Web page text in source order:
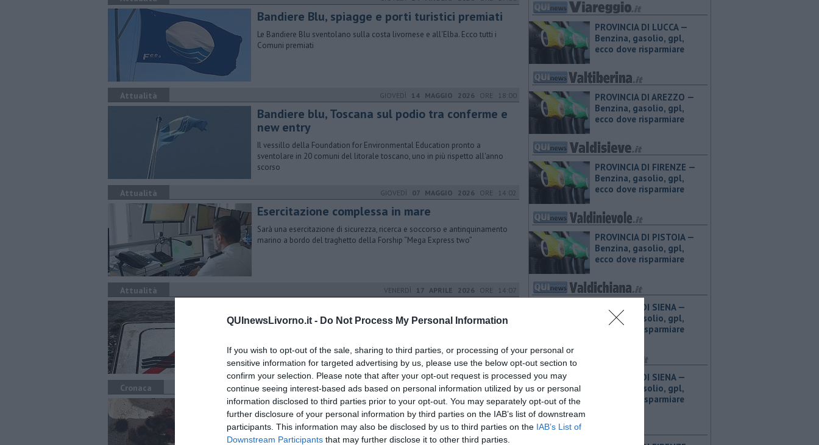
QUInewsLivorno.it - Do Not Process My Personal Information
If you wish to opt-out of the sale, sharing to third parties, or processing of your personal or
sensitive information for targeted advertising by us, please use the below opt-out section to
confirm your selection. Please note that after your opt-out request is processed you may
continue seeing interest-based ads based on personal information utilized by us or personal
information disclosed to third parties prior to your opt-out. You may separately opt-out of the
further disclosure of your personal information by third parties on the IAB’s list of downstream
participants. This information may also be disclosed by us to third parties on the IAB’s List of
Downstream Participants that may further disclose it to other third parties.
Bandiere Blu, spiagge e porti turistici premiati
Le Bandiere Blu sventolano sulla costa livornese e all'Elba. Ecco tutti i
Comuni premiati
Attualità GIOVEDÌ 14 MAGGIO 2026 ORE 18:00
Bandiere blu, Toscana sul podio tra conferme e
new entry
Il vessillo della Foundation for Environmental Education pronto a
sventolare in 20 comuni del litorale toscano, uno in più rispetto all'anno
scorso
Attualità GIOVEDÌ 07 MAGGIO 2026 ORE 14:02
Esercitazione complessa in mare
Sarà una esercitazione di sicurezza, ricerca e soccorso e antinquinamento
marino a bordo del traghetto della Forship “Mega Express two”
Attualità VENERDÌ 17 APRILE 2026 ORE 14:07
Le ordinanze di divieto di balneazione riguardano le acque portuali e la
Cronaca LUNEDÌ23 MARZO 2026ORE 19:00
Pescati troppi ricci di mare, scatta la sanzione
Due pescatori sono stati sanzionati dall'Ufficio Locale della Guardia
costiera di Castiglioncello
PROVINCIA DI LUCCA — ​
Benzina, gasolio, gpl,
ecco dove risparmiare
PROVINCIA DI AREZZO — ​
Benzina, gasolio, gpl,
ecco dove risparmiare
PROVINCIA DI FIRENZE — ​
Benzina, gasolio, gpl,
ecco dove risparmiare
PROVINCIA DI PISTOIA — ​
Benzina, gasolio, gpl,
ecco dove risparmiare
PROVINCIA DI SIENA — ​
Benzina, gasolio, gpl,
ecco dove risparmiare
PROVINCIA DI SIENA — ​
Benzina, gasolio, gpl,
ecco dove risparmiare